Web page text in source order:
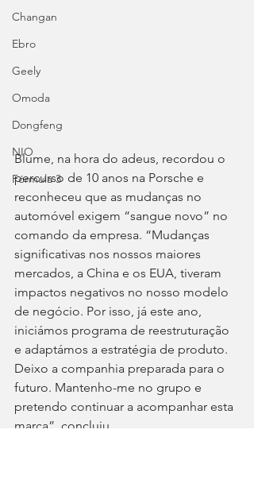
Changan
Ebro
Geely
Omoda
Dongfeng
NIO
Fórmula 3
Blume, na hora do adeus, recordou o
percurso de 10 anos na Porsche e
reconheceu que as mudanças no
automóvel exigem “sangue novo” no
comando da empresa. “Mudanças
significativas nos nossos maiores
mercados, a China e os EUA, tiveram
impactos negativos no nosso modelo
de negócio. Por isso, já este ano,
iniciámos programa de reestruturação
e adaptámos a estratégia de produto.
Deixo a companhia preparada para o
futuro. Mantenho-me no grupo e
pretendo continuar a acompanhar esta
marca”, concluiu.